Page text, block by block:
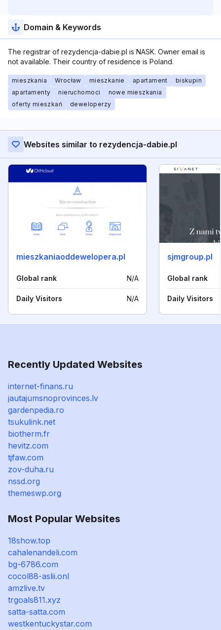
Domain & Keywords
The registrar of rezydencja-dabie.pl is NASK. Owner email is
not available. Their country of residence is Poland.
mieszkania Wrocław mieszkanie apartament
biskupin
apartamenty
nieruchomoci
nowe mieszkania
oferty mieszkań
deweloperzy
Websites similar to rezydencja-dabie.pl
mieszkaniaoddewelopera.pl
Global rank N/A
Daily Visitors N/A
sjmgroup.pl
Global rank
Daily Visitors
Recently Updated Websites
internet-finans.ru
jautajumsnoprovinces.lv
gardenpedia.ro
tsukulink.net
biotherm.fr
hevitz.com
tjfaw.com
zov-duha.ru
nssd.org
themeswp.org
Most Popular Websites
18show.top
cahalenandeli.com
bg-6786.com
cocol88-aslii.onl
amzlive.tv
trgoals811.xyz
satta-satta.com
westkentuckystar.com